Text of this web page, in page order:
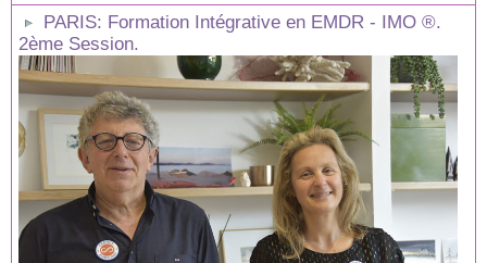
PARIS: Formation Intégrative en EMDR - IMO ®.
2ème Session.